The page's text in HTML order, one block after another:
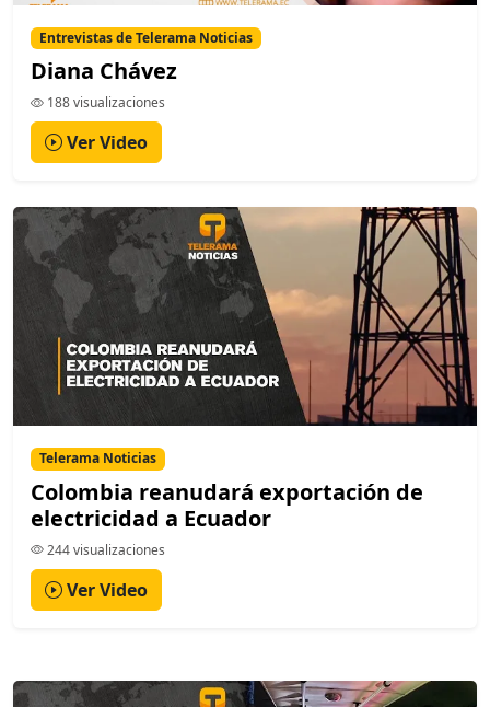
Entrevistas de Telerama Noticias
Diana Chávez
188 visualizaciones
Ver Video
Telerama Noticias
Colombia reanudará exportación de
electricidad a Ecuador
244 visualizaciones
Ver Video